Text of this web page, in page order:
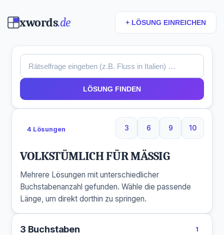
xwords.de + LÖSUNG EINREICHEN
LÖSUNG FINDEN
4 Lösungen 3
3 Buchstaben
6
6 Buchstaben
9
9 Buchstaben
10
10
VOLKSTÜMLICH FÜR MÄSSIG
Mehrere Lösungen mit unterschiedlicher
Buchstabenanzahl gefunden. Wähle die passende
Länge, um direkt dorthin zu springen.
3 Buchstaben 1